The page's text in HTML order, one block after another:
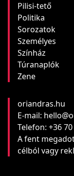
Pilisi-tető
Politika
Sorozatok
Személyes
Színház
Túranaplók
Zene
oriandras.hu
E-mail:
Telefon: +36
A fent
célból vagy